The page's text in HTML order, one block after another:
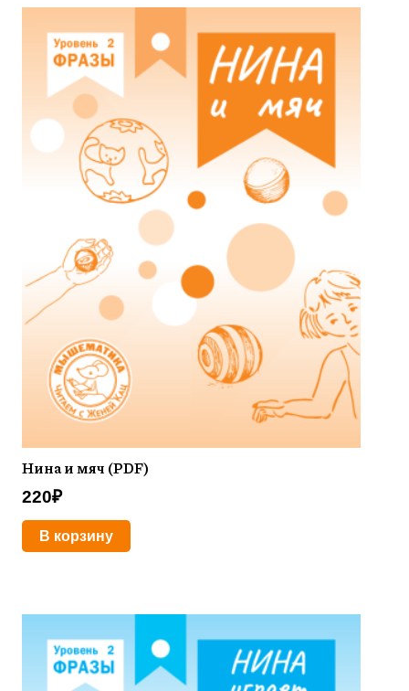
Нина и мяч (PDF)
220₽
В корзину